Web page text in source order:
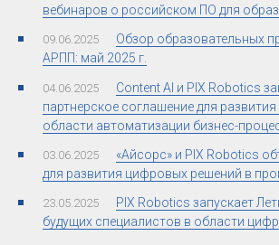
вебинаров о российском ПО для
09.06.2025
Обзор образовательных
АРПП: май 2025 г.
04.06.2025
Content AI и PIX Robotics
партнерское соглашение для
области автоматизации бизнес-
03.06.2025
«Айсорс» и PIX Robotics
для развития цифровых решений в
23.05.2025
PIX Robotics запускает
будущих специалистов в области